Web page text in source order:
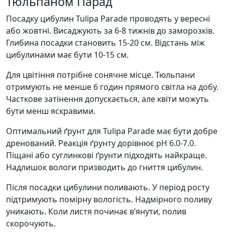
Посадку цибулин Tulipa Parade проводять у вересні
або жовтні. Висаджують за 6-8 тижнів до заморозків.
Глибина посадки становить 15-20 см. Відстань між
цибулинами має бути 10-15 см.
Для цвітіння потрібне сонячне місце. Тюльпани
отримують не менше 6 годин прямого світла на добу.
Часткове затінення допускається, але квіти можуть
бути менш яскравими.
Оптимальний ґрунт для Tulipa Parade має бути добре
дренований. Реакція ґрунту дорівнює pH 6.0-7.0.
Піщані або суглинкові ґрунти підходять найкраще.
Надлишок вологи призводить до гниття цибулин.
Після посадки цибулини поливають. У період росту
підтримують помірну вологість. Надмірного поливу
уникають. Коли листя починає в’янути, полив
скорочують.